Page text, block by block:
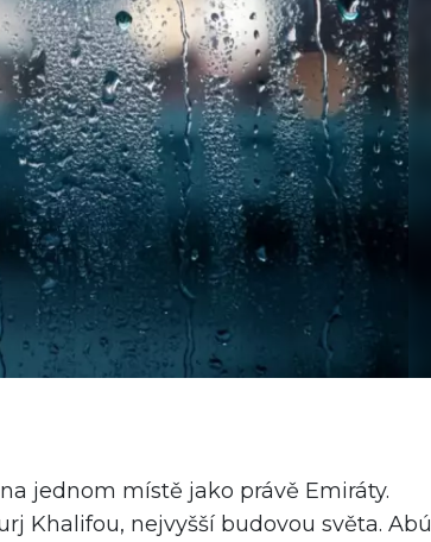
jednom místě jako právě Emiráty.
Khalifou, nejvyšší budovou světa. Abú